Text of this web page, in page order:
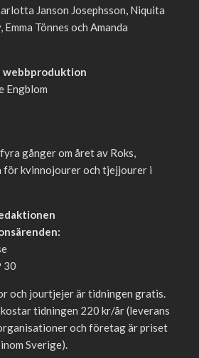
Janson Josephsson, Niquita
Tönnes och Amanda
webbproduktion
Engblom
gånger om året av Roks,
för kvinnojourer och tjejjourer i
30
och jourtjejer är tidningen gratis.
tidningen 220 kr/år (leverans
och företag är priset
Sverige).